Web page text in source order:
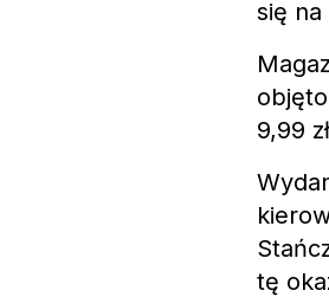
się
9,99
tę